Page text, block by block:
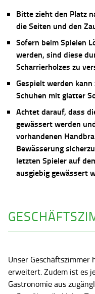
Bitte zieht den Platz
die Seiten und den
Sofern beim Spielen
werden, sind diese
Scharrierholzes zu
Gespielt werden
Schuhen mit glatter
Achtet darauf, dass
gewässert werden
vorhandenen
Bewässerung
letzten Spieler auf
ausgiebig gewässert
Unser
erweitert. Zudem ist es
Gastronomie aus